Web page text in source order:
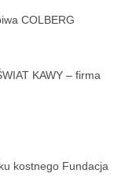
COLBERG
KAWY – firma
kostnego Fundacja